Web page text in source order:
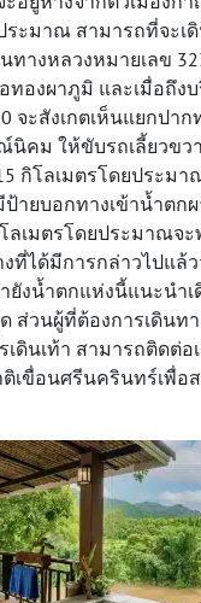
ระมาณ สามารถที่จะเ
ทางหลวงหมายเลข
ทองผาภูมิ และเมื่อถึง
จะสังเกตเห็นแยกปาก
คม ให้ขับรถเลี้ยวขว
กิโลเมตรโดยประม
ายบอกทางเข้าน้ำตก
ลเมตรโดยประมาณจ
ที่ได้มีการกล่าวไปแล้
ยังน้ำตกแห่งนี้แนะนำเ
ส่วนผู้ที่ต้องการเดินท
เดินเท้า สามารถติดต่อ
เขื่อนศรีนครินทร์เพื่อ